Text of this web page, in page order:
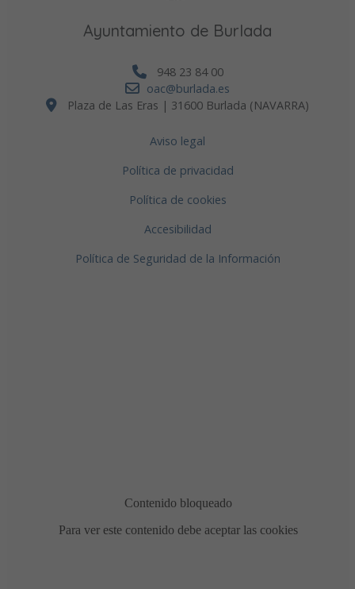
Ayuntamiento de Burlada
948 23 84 00
oac@burlada.es
Plaza de Las Eras | 31600 Burlada (NAVARRA)
Aviso legal
Política de privacidad
Política de cookies
Accesibilidad
Política de Seguridad de la Información